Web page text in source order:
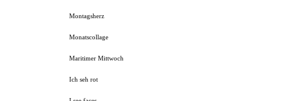
Montagsherz
Monatscollage
Maritimer Mittwoch
Ich seh rot